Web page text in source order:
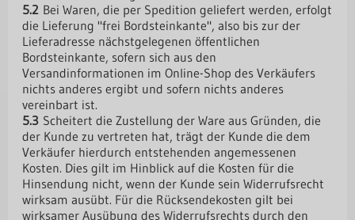
5.2Bei Waren, die per Spedition geliefert werden, erfolgt
die Lieferung "frei Bordsteinkante", also bis zur der
Lieferadresse nächstgelegenen öffentlichen
Bordsteinkante, sofern sich aus den
Versandinformationen im Online-Shop des Verkäufers
nichts anderes ergibt und sofern nichts anderes
vereinbart ist.
5.3Scheitert die Zustellung der Ware aus Gründen, die
der Kunde zu vertreten hat, trägt der Kunde die dem
Verkäufer hierdurch entstehenden angemessenen
Kosten. Dies gilt im Hinblick auf die Kosten für die
Hinsendung nicht, wenn der Kunde sein Widerrufsrecht
wirksam ausübt. Für die Rücksendekosten gilt bei
wirksamer Ausübung des Widerrufsrechts durch den